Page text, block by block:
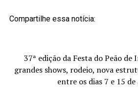
Compartilhe essa notícia:
37ª edição da Festa do Peão
grandes shows, rodeio, nova
entre os dias 7 e 15